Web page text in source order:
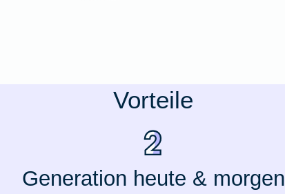
Vorteile
Generation heute & morgen